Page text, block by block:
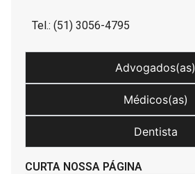
Tel.: (51) 3056-4795
Advogados(as)
Médicos(as)
Dentista
CURTA NOSSA PÁGINA